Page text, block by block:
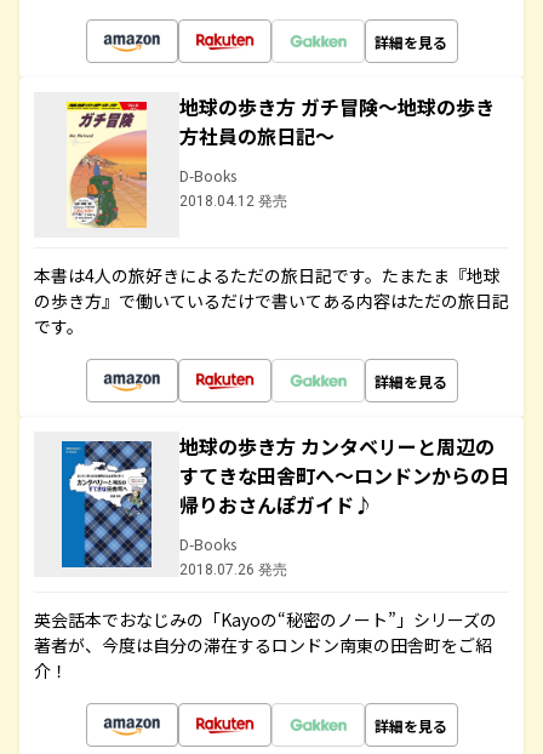
詳細を見る
地球の歩き方 ガチ冒険～地球の歩き
方社員の旅日記～
D-Books
2018.04.12 発売
本書は4人の旅好きによるただの旅日記です。たまたま『地球
の歩き方』で働いているだけで書いてある内容はただの旅日記
です。
詳細を見る
地球の歩き方 カンタベリーと周辺の
すてきな田舎町へ～ロンドンからの日
帰りおさんぽガイド♪
D-Books
2018.07.26 発売
英会話本でおなじみの「Kayoの“秘密のノート”」シリーズの
著者が、今度は自分の滞在するロンドン南東の田舎町をご紹
介！
詳細を見る